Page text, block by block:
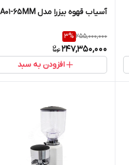
آسیاب قهوه بیزرا مدل A01-65MM
255,000,000
3%
247,350,000
افزودن به سبد